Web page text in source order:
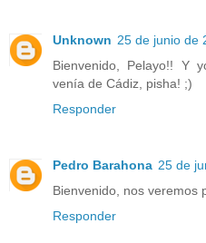
Unknown 25 de junio de
Bienvenido, Pelayo!! Y
venía de Cádiz, pisha! ;)
Responder
Pedro Barahona 25 de
Bienvenido, nos veremos
Responder